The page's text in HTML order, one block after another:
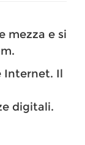
mezza e si
Internet. Il
digitali.